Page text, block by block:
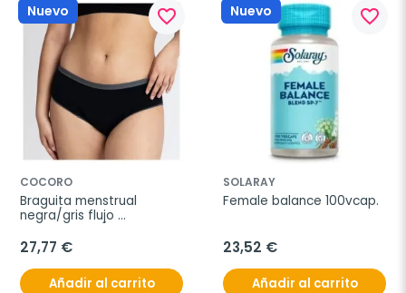
Nuevo favorite_border
COCORO
Braguita menstrual
negra/gris flujo
27,77 €
Añadir al carrito
Nuevo favorite_border
SOLARAY
Female balance 100vcap.
23,52 €
Añadir al carrito